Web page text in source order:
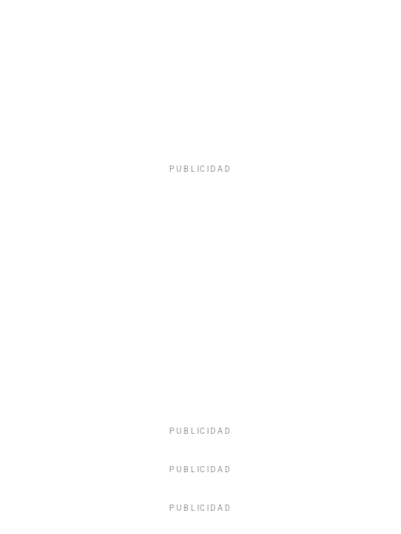
PUBLICIDAD
PUBLICIDAD
PUBLICIDAD
PUBLICIDAD